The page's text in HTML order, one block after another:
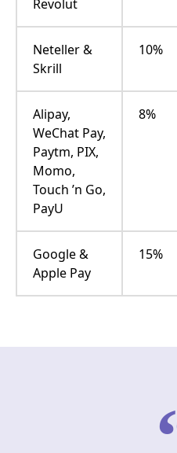
Revolut
Neteller &
Skrill
10%
Alipay,
WeChat Pay,
Paytm, PIX,
Momo,
Touch ’n Go,
PayU
8%
Google &
Apple Pay
15%